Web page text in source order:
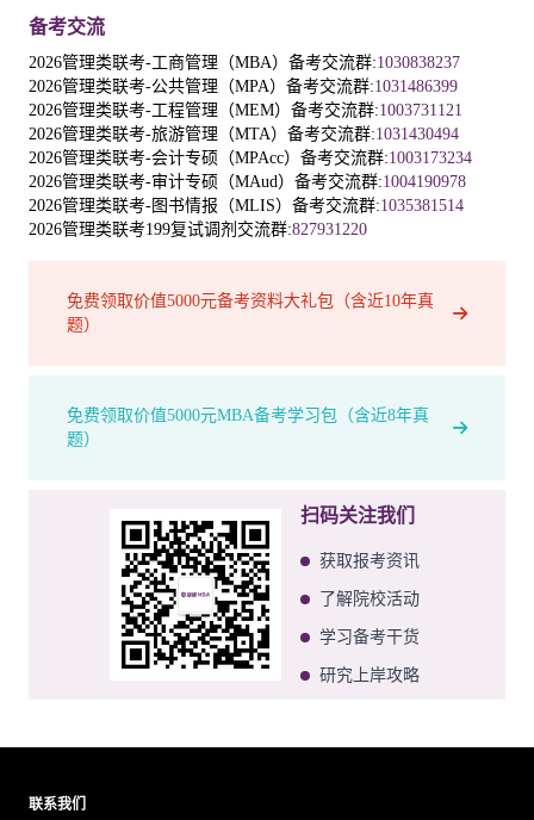
备考交流
2026管理类联考-工商管理（MBA）备考交流群:1030838237
2026管理类联考-公共管理（MPA）备考交流群:1031486399
2026管理类联考-工程管理（MEM）备考交流群:1003731121
2026管理类联考-旅游管理（MTA）备考交流群:1031430494
2026管理类联考-会计专硕（MPAcc）备考交流群:1003173234
2026管理类联考-审计专硕（MAud）备考交流群:1004190978
2026管理类联考-图书情报（MLIS）备考交流群:1035381514
2026管理类联考199复试调剂交流群:827931220
免费领取价值5000元备考资料大礼包（含近10年真
题）
免费领取价值5000元MBA备考学习包（含近8年真
题）
扫码关注我们
获取报考资讯
了解院校活动
学习备考干货
研究上岸攻略
联系我们